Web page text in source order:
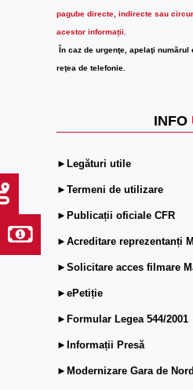
pagube directe, indirecte sau
acestor informații.
În caz de urgenţe, apelaţi
reţea de telefonie.
INFO
►Legături utile
►Termeni de utilizare
►Publicații oficiale CFR
►Acreditare reprezentanți
►Solicitare acces filmare
►ePetiție
►Formular Legea 544/2001
►Informații Presă
►Modernizare Gara de Nord